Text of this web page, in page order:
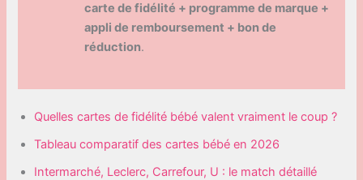
carte de fidélité + programme de marque +
appli de remboursement + bon de
réduction.
Quelles cartes de fidélité bébé valent vraiment le coup ?
Tableau comparatif des cartes bébé en 2026
Intermarché, Leclerc, Carrefour, U : le match détaillé